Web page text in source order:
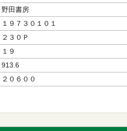
野田書房
１９７３０１０１
２３０Ｐ
１９
913.6
２０６００